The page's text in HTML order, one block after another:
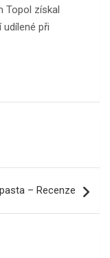
Topol získal
při
– Recenze